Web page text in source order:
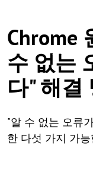
Chrome
수 없는
다" 해결
"알 수 없는 오류
한 다섯 가지 가